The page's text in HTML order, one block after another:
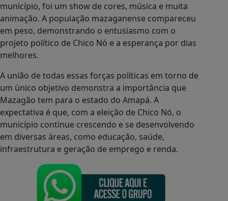
município, foi um show de cores, música e muita
animação. A população mazaganense compareceu
em peso, demonstrando o entusiasmo com o
projeto político de Chico Nó e a esperança por dias
melhores.
A união de todas essas forças políticas em torno de
um único objetivo demonstra a importância que
Mazagão tem para o estado do Amapá. A
expectativa é que, com a eleição de Chico Nó, o
município continue crescendo e se desenvolvendo
em diversas áreas, como educação, saúde,
infraestrutura e geração de emprego e renda.